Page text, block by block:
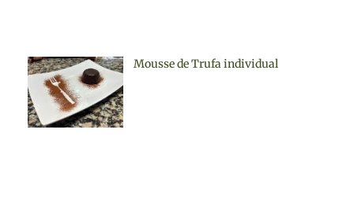
Mousse de Trufa individual